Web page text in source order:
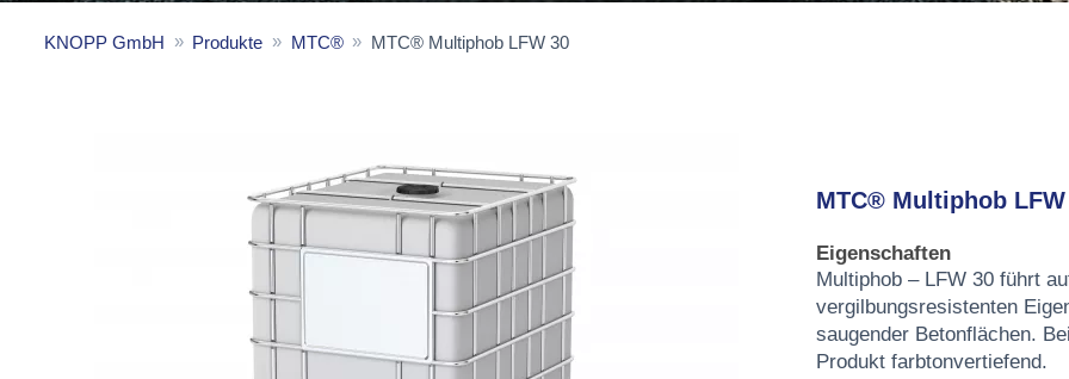
KNOPP GmbH Produkte MTC® MTC® Multiphob LFW 30
MTC® Multiphob LFW
Eigenschaften
Multiphob – LFW 30 führt
vergilbungsresistenten
saugender Betonflächen.
Produkt farbtonvertiefend.